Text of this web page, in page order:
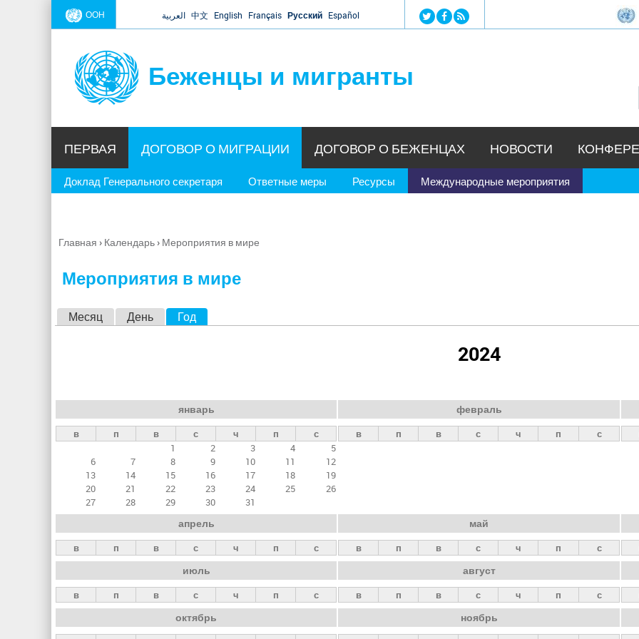
Jump to navigation
ООН العربية 中文 English Français Русский Español
Беженцы и мигранты
ПЕРВАЯ ДОГОВОР О МИГРАЦИИ
Доклад Генерального секретаря Ответные меры Ресурсы Международные мероприятия
ДОГОВОР О БЕЖЕНЦАХ НОВОСТИ
Вы
Главная › Календарь› Мероприятия в мире
Мероприятия в мире
н
ы
е
а
д
к
и
Месяц День Год
2024
январь
в п в с ч п
с
1
2 3 4
5
6
7 8 9 10 11
12
13
14 15 16 17 18
19
20
21 22 23 24 25
26
27
28 29 30 31
февраль
в п в с ч п с
апрель
в п в с ч п с
май
в п в с ч п с
июль
в п в с ч п с
август
в п в с ч п с
октябрь ноябрь